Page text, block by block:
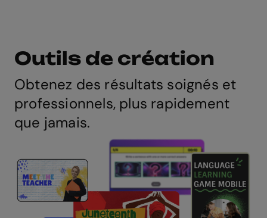
Outils de création
Obtenez des résultats soignés et
professionnels, plus rapidement
que jamais.